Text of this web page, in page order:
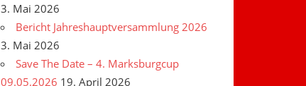
3. Mai 2026
Bericht Jahreshauptversammlung 2026
3. Mai 2026
Save The Date – 4. Marksburgcup
09.05.2026 19. April 2026